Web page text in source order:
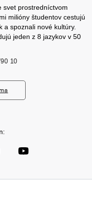
svet prostredníctvom
milióny študentov cestujú
a spoznali nové kultúry.
jeden z 8 jazykov v 50
10